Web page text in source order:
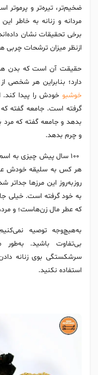
ضخیم‌تر، تیره‌تر و پرموتر
مردانه و زنانه به خاطر
برخی تحقیقات نشان
ازنظر میزان ترشحات چربی
حقیقت آن است که بدن
دارد؛ بنابراین هر شخصی
خوشبو خودش را پیدا
گرفته است. جامعه گفته
بدهد و جامعه گفته که مرد
و چرم بدهد.
100 سال پیش چیزی به
روزبه‌روز این مرزها جداتر
به خود گرفته است. خیلی
که عطر مال زن‌هاست؛ و
به‌هیچ‌وجه توصیه
بی‌تفاوت باشید. به‌طور
سرشکستگی بوی زنانه دادن
استفاده نکنید.